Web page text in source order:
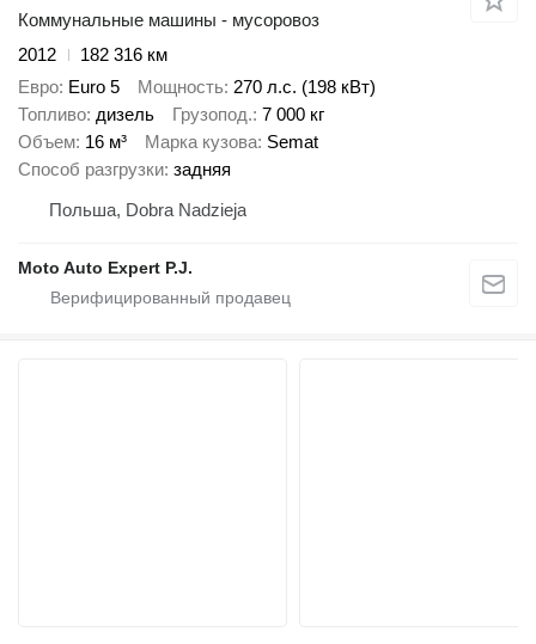
Коммунальные машины - мусоровоз
2012
182 316 км
Евро Euro 5 Мощность 270 л.с. (198 кВт)
Топливо дизель Грузопод. 7 000 кг
Объем 16 м³ Марка кузова Semat
Способ разгрузки задняя
Польша, Dobra Nadzieja
Moto Auto Expert P.J.